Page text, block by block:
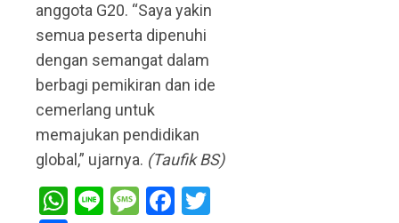
anggota G20. “Saya yakin
semua peserta dipenuhi
dengan semangat dalam
berbagi pemikiran dan ide
cemerlang untuk
memajukan pendidikan
global,” ujarnya. (Taufik BS)
WhatsApp
LineMessage
Facebook